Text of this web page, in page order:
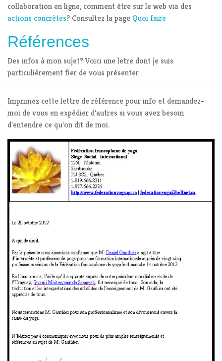
collaboration en ligne, comment être sur le web via des
actions concrètes? Consultez la page Quoi faire
Références
Des infos à mon sujet? Voici une letre dont je suis
particulièrement fier de vous présenter
Imprimez cette lettre de référence pour info et demandez-
moi de vous en expédier d'autres si vous avez besoin
d'entendre ce qu'on dit de moi.